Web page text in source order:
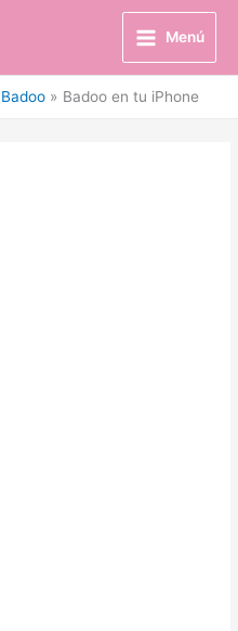
Menú
Badoo Badoo en tu iPhone